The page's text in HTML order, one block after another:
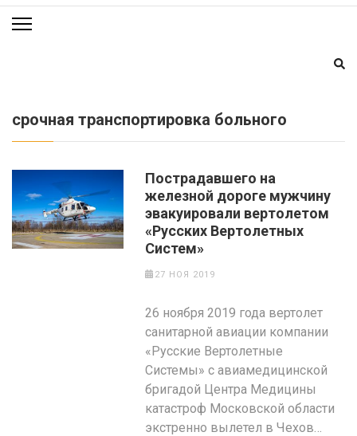
срочная транспортировка больного
Пострадавшего на
железной дороге мужчину
эвакуировали вертолетом
«Русских Вертолетных
Систем»
27 НОЯ 2019
26 ноября 2019 года вертолет
санитарной авиации компании
«Русские Вертолетные
Системы» с авиамедицинской
бригадой Центра Медицины
катастроф Московской области
экстренно вылетел в Чехов…